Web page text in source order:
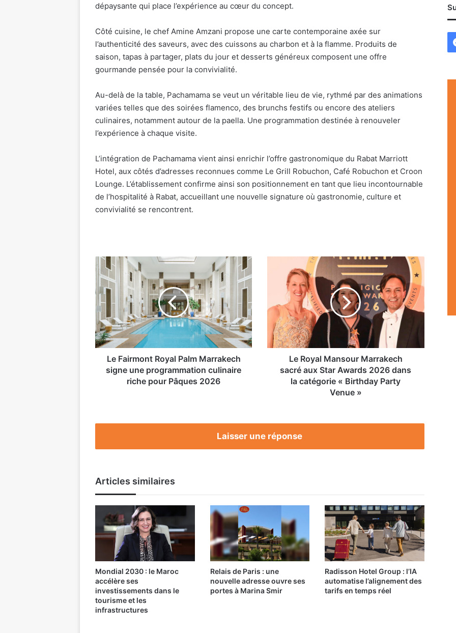
dépaysante qui place l’expérience au cœur du concept.
Côté cuisine, le chef Amine Amzani propose une carte contemporaine axée sur
l’authenticité des saveurs, avec des cuissons au charbon et à la flamme. Produits de
saison, tapas à partager, plats du jour et desserts généreux composent une offre
gourmande pensée pour la convivialité.
Au-delà de la table, Pachamama se veut un véritable lieu de vie, rythmé par des animations
variées telles que des soirées flamenco, des brunchs festifs ou encore des ateliers
culinaires, notamment autour de la paella. Une programmation destinée à renouveler
l’expérience à chaque visite.
L’intégration de Pachamama vient ainsi enrichir l’offre gastronomique du Rabat Marriott
Hotel, aux côtés d’adresses reconnues comme Le Grill Robuchon, Café Robuchon et Croon
Lounge. L’établissement confirme ainsi son positionnement en tant que lieu incontournable
de l’hospitalité à Rabat, accueillant une nouvelle signature où gastronomie, culture et
convivialité se rencontrent.
Fairmont
Royal
Palm
Marrakech
signe
une
programmation
culinaire
riche
pour
Le Fairmont Royal Palm Marrakech
signe une programmation culinaire
riche pour Pâques 2026
Mansour
Marrakech
sacré
Star
Awards
2026
catégorie
Le Royal Mansour Marrakech
sacré aux Star Awards 2026 dans
la catégorie « Birthday Party
Venue »
Laisser une réponse
Articles similaires
Mondial 2030 : le Maroc
accélère ses
investissements dans le
tourisme et les
infrastructures
Relais de Paris : une
nouvelle adresse ouvre ses
portes à Marina Smir
Radisson Hotel Group : l’IA
automatise l’alignement des
tarifs en temps réel